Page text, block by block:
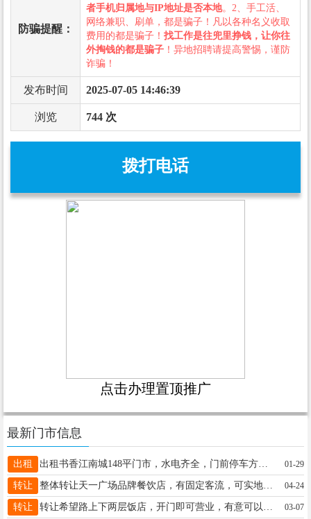
防骗提醒：
者手机归属地与IP地址是否本地。2、手工活、
网络兼职、刷单，都是骗子！凡以各种名义收取
费用的都是骗子！ 找工作是往兜里挣钱，让你往
外掏钱的都是骗子 ！异地招聘请提高警惕，谨防
诈骗！
发布时间 2025-07-05 14:46:39
浏览 744 次
拨打电话
点击办理置顶推广
最新门市信息
出租 出租书香江南城148平门市，水电齐全，门前停车方便，价格面议。有意者请联系13315929041非诚勿扰 01-29
转让 整体转让天一广场品牌餐饮店，有固定客流，可实地考察，电话13231901163 04-24
转让 03-07